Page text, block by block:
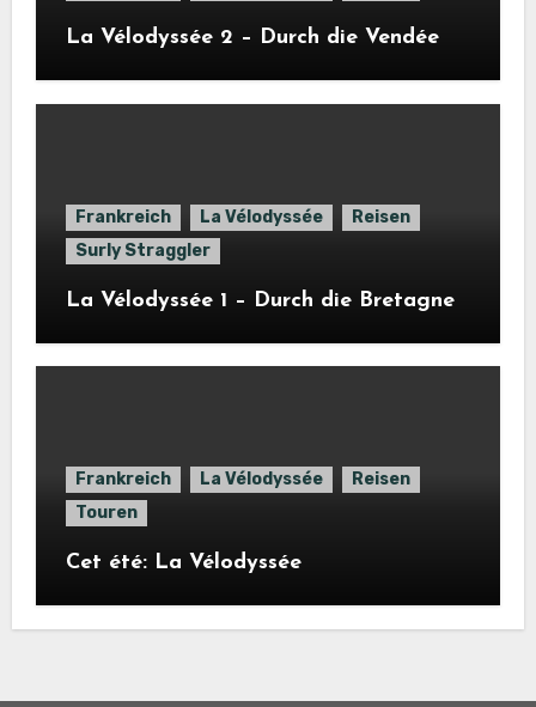
La Vélodyssée 2 – Durch die Vendée
Frankreich La Vélodyssée
Reisen
Surly Straggler
La Vélodyssée 1 – Durch die Bretagne
Frankreich La Vélodyssée
Reisen
Touren
Cet été: La Vélodyssée